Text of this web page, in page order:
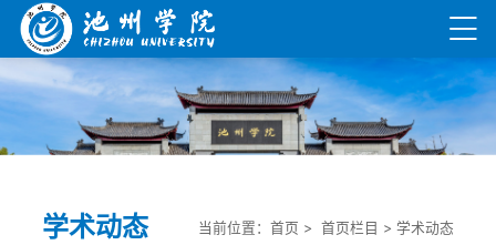
学术动态 当前位置： 首页 > 首页栏目 > 学术动态